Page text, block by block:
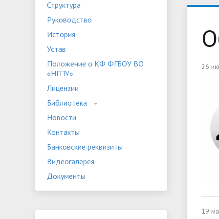
Устав
Банковские реквизиты
Программы дополнительного
образования
Мероприятия
Структура
Руководство
История
Устав
Положение о КФ ФГБОУ ВО
«НГПУ»
Лицензии
Библиотека
Новости
Контакты
Банковские реквизиты
Видеогалерея
Документы
26
19